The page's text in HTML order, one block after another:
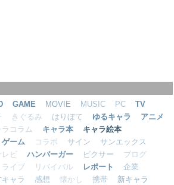
GAME MOVIE MUSIC PC
TV
きぐるみ はりぼて ゆるキャラ
アニメ
ラコラム キャラ本
キャラ絵本
ゲーム コラボ サイン
サンエックス
レビ ハンバーガー ピクサー
ブログ
ライブ リバイバル レポート
企業
ャラ 感想 懐かし 携帯
新キャラ